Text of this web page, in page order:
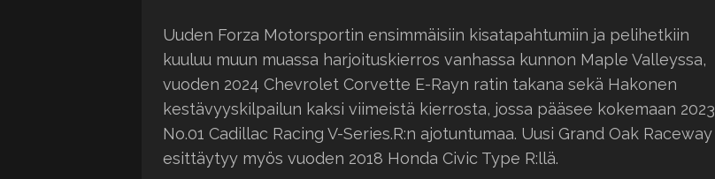
Uuden Forza Motorsportin ensimmäisiin kisatapahtumiin ja pelihetkiin
kuuluu muun muassa harjoituskierros vanhassa kunnon Maple Valleyssa,
vuoden 2024 Chevrolet Corvette E-Rayn ratin takana sekä Hakonen
kestävyyskilpailun kaksi viimeistä kierrosta, jossa pääsee kokemaan 2023
No.01 Cadillac Racing V-Series.R:n ajotuntumaa. Uusi Grand Oak Raceway
esittäytyy myös vuoden 2018 Honda Civic Type R:llä.